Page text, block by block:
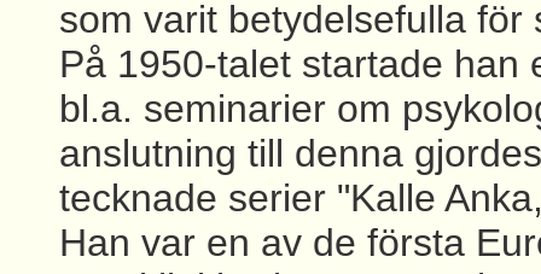
som varit betydelsefulla
På 1950-talet startade han
bl.a. seminarier om
anslutning till denna
tecknade serier "Kalle
Han var en av de första